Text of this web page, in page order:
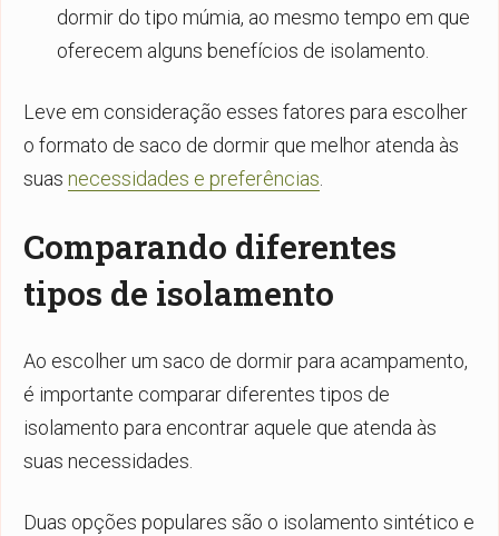
dormir do tipo múmia, ao mesmo tempo em que
oferecem alguns benefícios de isolamento.
Leve em consideração esses fatores para escolher
o formato de saco de dormir que melhor atenda às
suas necessidades e preferências
Comparando diferentes
tipos de isolamento
Ao escolher um saco de dormir para acampamento,
é importante comparar diferentes tipos de
isolamento para encontrar aquele que atenda às
suas necessidades.
Duas opções populares são o isolamento sintético e